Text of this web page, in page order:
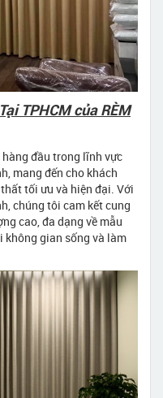
TPHCM của RÈM
hàng đầu trong lĩnh vực
mang đến cho khách
tối ưu và hiện đại. Với
chúng tôi cam kết cung
cao, đa dạng về mẫu
không gian sống và làm